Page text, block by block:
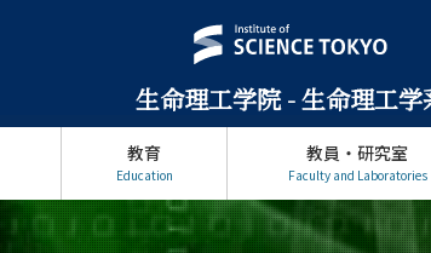
生命理工学院 - 生命理工学
教育
Education
教員・研究室
Faculty and Laboratories